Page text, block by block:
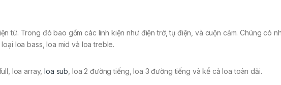
tử. Trong đó bao gồm các linh kiện như điện trở, tụ điện, và cuộn cảm. Chúng có
loa bass, loa mid và loa treble.
loa array,loa sub , loa 2 đường tiếng, loa 3 đường tiếng và kể cả loa toàn dải.